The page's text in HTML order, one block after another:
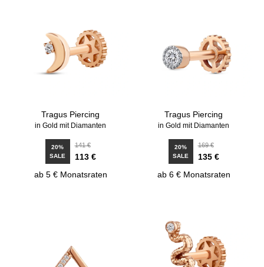
Tragus Piercing
in Gold mit Diamanten
20%
SALE
141 €
113 €
ab 5 € Monatsraten
Tragus Piercing
in Gold mit Diamanten
20%
SALE
169 €
135 €
ab 6 € Monatsraten